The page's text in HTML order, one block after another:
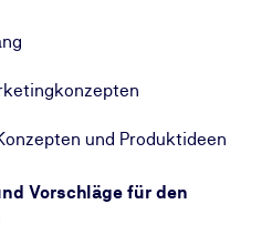
und Produktideen
Vorschläge für den